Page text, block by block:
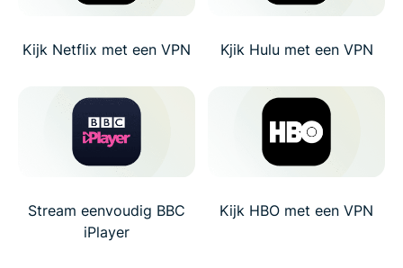
Kijk Netflix met een VPN Kjik Hulu met een VPN
Stream eenvoudig BBC
iPlayer
Kijk HBO met een VPN